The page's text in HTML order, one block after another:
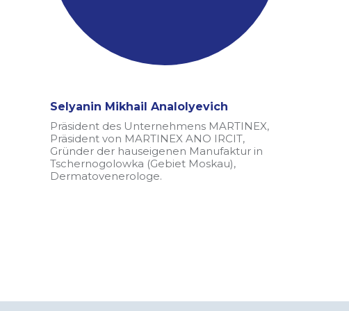
Selyanin Mikhail Analolyevich
Präsident des Unternehmens MARTINEX,
Präsident von MARTINEX ANO IRCIT,
Gründer der hauseigenen Manufaktur in
Tschernogolowka (Gebiet Moskau),
Dermatovenerologe.